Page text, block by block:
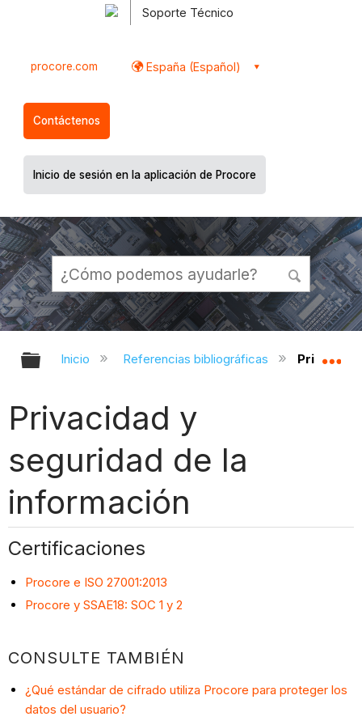
Soporte Técnico
procore.com España (Español)
Contáctenos
Inicio de sesión en la aplicación de Procore
Expandir/contraer jerarquía global
Inicio Referencias bibliográficas
Privacidad y
seguridad de la
información
Certificaciones
Procore e ISO 27001:2013
Procore y SSAE18: SOC 1 y 2
CONSULTE TAMBIÉN
¿Qué estándar de cifrado utiliza Procore para proteger los
datos del usuario?